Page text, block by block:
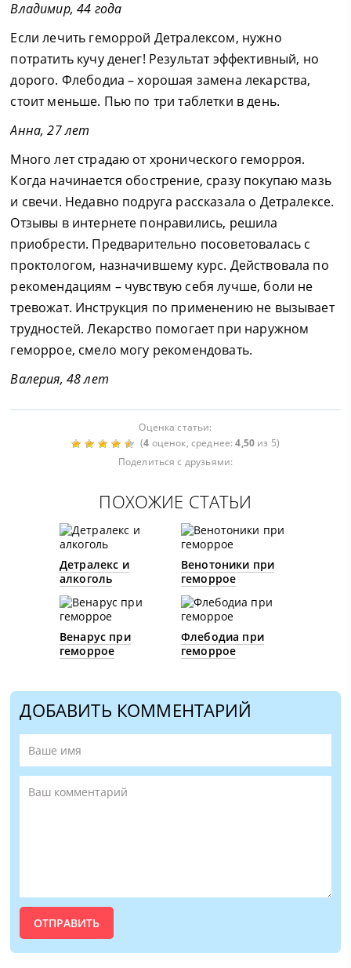
Владимир, 44 года
Если лечить геморрой Детралексом, нужно
потратить кучу денег! Результат эффективный, но
дорого. Флебодиа – хорошая замена лекарства,
стоит меньше. Пью по три таблетки в день.
Анна, 27 лет
Много лет страдаю от хронического геморроя.
Когда начинается обострение, сразу покупаю мазь
и свечи. Недавно подруга рассказала о Детралексе.
Отзывы в интернете понравились, решила
приобрести. Предварительно посоветовалась с
проктологом, назначившему курс. Действовала по
рекомендациям – чувствую себя лучше, боли не
тревожат. Инструкция по применению не вызывает
трудностей. Лекарство помогает при наружном
геморрое, смело могу рекомендовать.
Валерия, 48 лет
Оценка статьи:
(4 оценок, среднее:4,50 из 5)
Поделиться с друзьями:
ПОХОЖИЕ СТАТЬИ
Детралекс и
алкоголь
Венотоники при
геморрое
Венарус при
геморрое
Флебодиа при
геморрое
ДОБАВИТЬ КОММЕНТАРИЙ